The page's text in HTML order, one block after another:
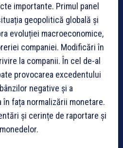
importante. Primul panel
geopolitică globală și
evoluției macroeconomice,
companiei. Modificări în
la companii. În cel de-al
provocarea excedentului
negative și a
fața normalizării monetare.
și cerințe de raportare și